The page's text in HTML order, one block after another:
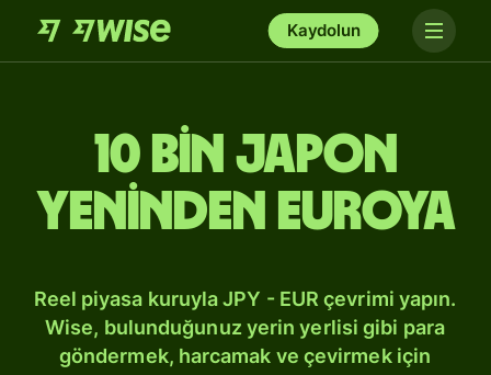
Kaydolun
10 bin Japon
yeninden Euroya
Reel piyasa kuruyla JPY - EUR çevrimi yapın.
Wise, bulunduğunuz yerin yerlisi gibi para
göndermek, harcamak ve çevirmek için